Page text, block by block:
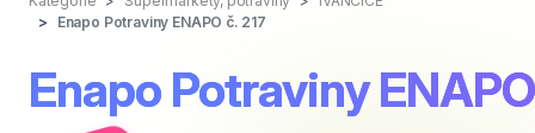
Enapo Potraviny ENAPO č. 217
Enapo Potraviny